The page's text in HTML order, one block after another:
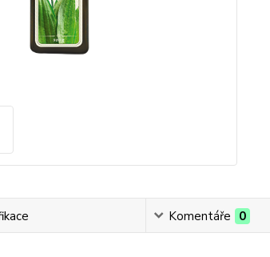
Komentáře 0